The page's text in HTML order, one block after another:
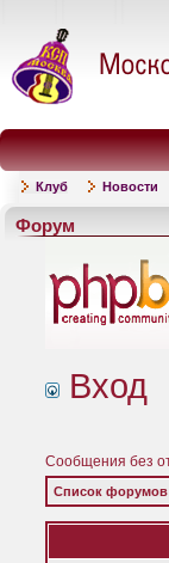
Клуб Новости
Форум
Вход
Сообщения без
Список форумов